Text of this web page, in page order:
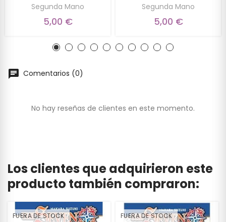
Segunda Mano
5,00 €
Segunda Mano
5,00 €
Comentarios (0)
No hay reseñas de clientes en este momento.
Los clientes que adquirieron este
producto también compraron:
FUERA DE STOCK FUERA DE STOCK